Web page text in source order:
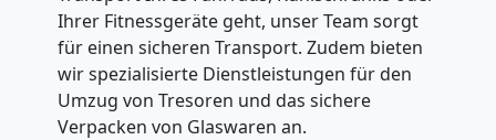
Ihrer Fitnessgeräte geht, unser Team sorgt
für einen sicheren Transport. Zudem bieten
wir spezialisierte Dienstleistungen für den
Umzug von Tresoren und das sichere
Verpacken von Glaswaren an.